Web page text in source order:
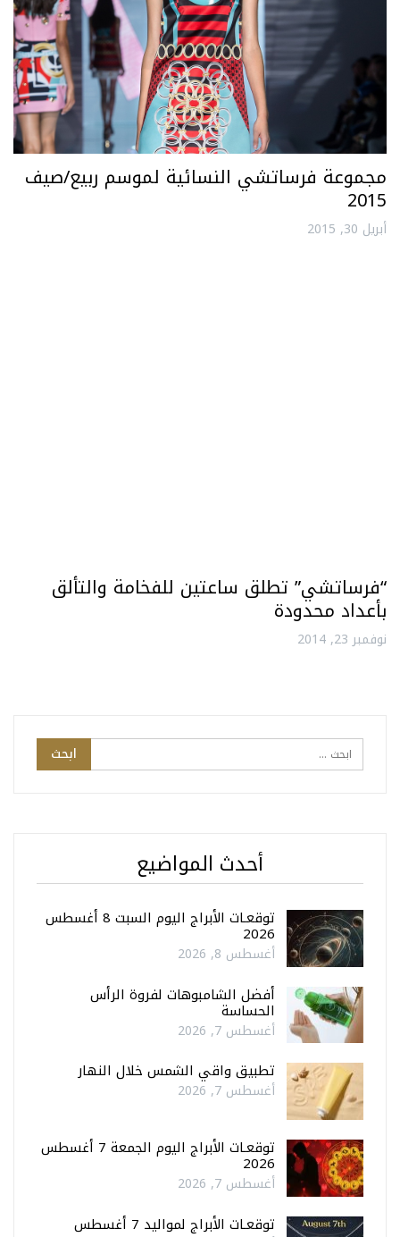
مجموعة فرساتشي النسائية لموسم ربيع/صيف
2015
أبريل 30, 2015
“فرساتشي” تطلق ساعتين للفخامة والتألق
بأعداد محدودة
نوفمبر 23, 2014
أحدث المواضيع
توقعـات الأبراج اليوم السبت 8 أغسطس
2026
أغسطس 8, 2026
أفضل الشامبوهات لفروة الرأس
الحساسة
أغسطس 7, 2026
تطبيق واقي الشمس خلال النهار
أغسطس 7, 2026
توقعـات الأبراج اليوم الجمعة 7 أغسطس
2026
أغسطس 7, 2026
توقعـات الأبراج لمواليد 7 أغسطس